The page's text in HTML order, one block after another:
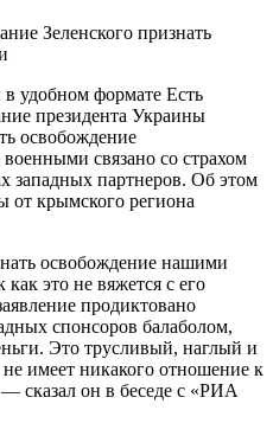
удобном формате Есть
президента Украины
освобождение
связано со страхом
западных партнеров. Об этом
от крымского региона
освобождение нашими
это не вяжется с его
продиктовано
спонсоров балаболом,
Это трусливый, наглый и
имеет никакого отношение к
сказал он в беседе с «РИА